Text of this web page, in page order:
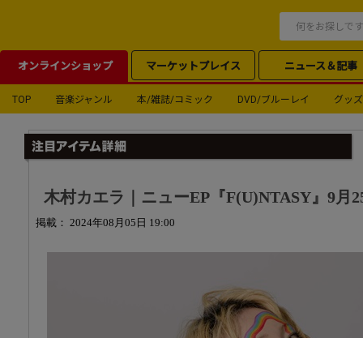
オンラインショップ マーケットプレイス ニュース＆記事
TOP 音楽ジャンル 本/雑誌/コミック DVD/ブルーレイ グッズ
木村カエラ｜ニューEP『F(U)NTASY』9月
掲載： 2024年08月05日 19:00